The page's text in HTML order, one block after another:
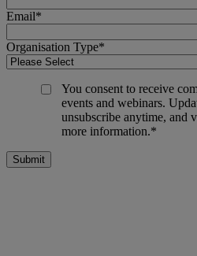
Email*
Organisation Type*
You consent to receive
events and webinars.
unsubscribe anytime, and
more information.*